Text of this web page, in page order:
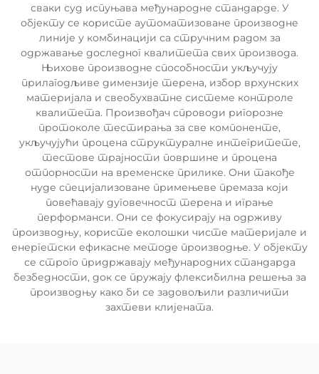
сваки суд испуњава међународне стандарде. У
објекту се користе аутоматизоване производне
линије у комбинацији са стручним радом за
одржавање доследног квалитета свих производа.
Њихове производне способности укључују
прилагодљиве димензије терена, избор врхунских
материјала и свеобухватне системе контроле
квалитета. Произвођач спроводи ригорозне
протоколе тестирања за све компоненте,
укључујући процена структуралне интегритете,
тестове трајности површине и процена
отпорности на временске прилике. Они такође
нуде специјализоване примењеве премаза који
повећавају дуговечност терена и играње
перформанси. Они се фокусирају на одрживу
производњу, користе еколошки чисте материјале и
енергетски ефикасне методе производње. У објекту
се строго придржавају међународних стандарда
безбедности, док се пружају флексибилна решења за
производњу како би се задовољили различити
захтеви клијената.